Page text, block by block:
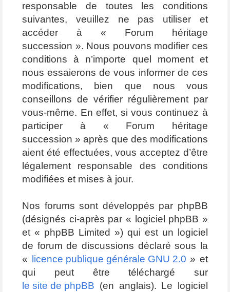
responsable de toutes les conditions
suivantes, veuillez ne pas utiliser et
accéder à « Forum héritage
succession ». Nous pouvons modifier ces
conditions à n’importe quel moment et
nous essaierons de vous informer de ces
modifications, bien que nous vous
conseillons de vérifier régulièrement par
vous-même. En effet, si vous continuez à
participer à « Forum héritage
succession » après que des modifications
aient été effectuées, vous acceptez d’être
légalement responsable des conditions
modifiées et mises à jour.
Nos forums sont développés par phpBB
(désignés ci-après par « logiciel phpBB »
et « phpBB Limited ») qui est un logiciel
de forum de discussions déclaré sous la
«
licence publique générale GNU 2.0 » et
qui peut être téléchargé sur
le site de phpBB (en anglais). Le logiciel